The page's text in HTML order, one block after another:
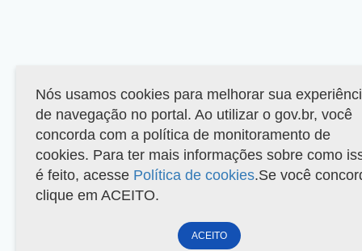
Nós usamos cookies para melhorar sua
de navegação no portal. Ao utilizar o gov.br, você
concorda com a política de monitoramento de
cookies. Para ter mais informações sobre como
é feito, acesse Política de cookies.Se você
clique em ACEITO.
ACEITO